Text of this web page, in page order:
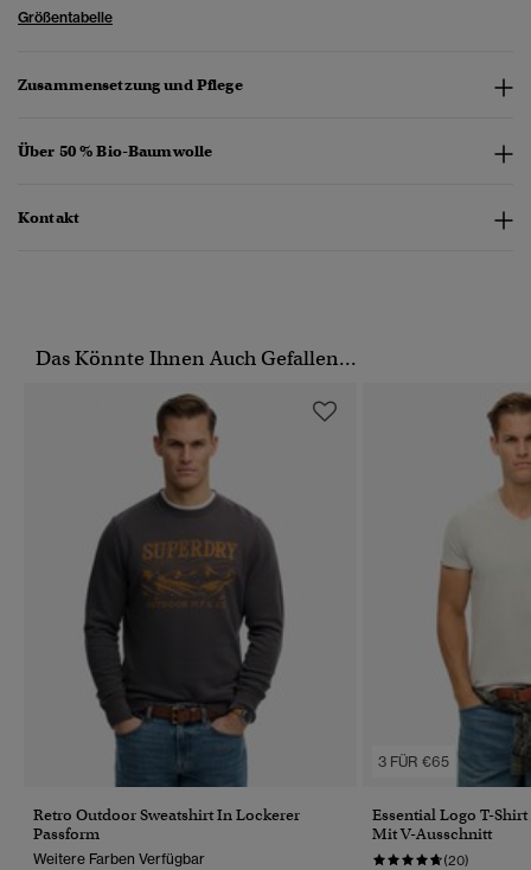
Größentabelle
Zusammensetzung und Pflege
Über 50 % Bio-Baumwolle
Kontakt
Das Könnte Ihnen Auch Gefallen...
Retro Outdoor Sweatshirt In Lockerer
Passform
Weitere Farben Verfügbar
3 FÜR €65
Essential Logo T-
Mit V-Ausschnitt
(20)